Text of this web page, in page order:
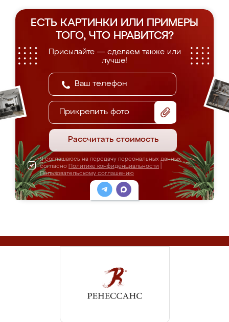
ЕСТЬ КАРТИНКИ ИЛИ ПРИМЕРЫ
ТОГО, ЧТО НРАВИТСЯ?
Присылайте — сделаем также или
лучше!
Прикрепить фото
Рассчитать стоимость
Я соглашаюсь на передачу персональных данных
согласно Политике конфиденциальности
Пользовательскому соглашению